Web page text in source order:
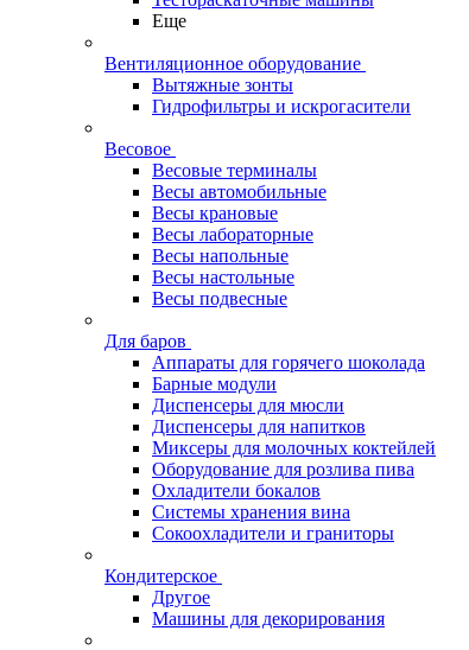
Еще
Вентиляционное оборудование
Вытяжные зонты
Гидрофильтры и искрогасители
Весовое
Весовые терминалы
Весы автомобильные
Весы крановые
Весы лабораторные
Весы напольные
Весы настольные
Весы подвесные
Для баров
Аппараты для горячего шоколада
Барные модули
Диспенсеры для мюсли
Диспенсеры для напитков
Миксеры для молочных коктейлей
Оборудование для розлива пива
Охладители бокалов
Системы хранения вина
Сокоохладители и граниторы
Кондитерское
Другое
Машины для декорирования